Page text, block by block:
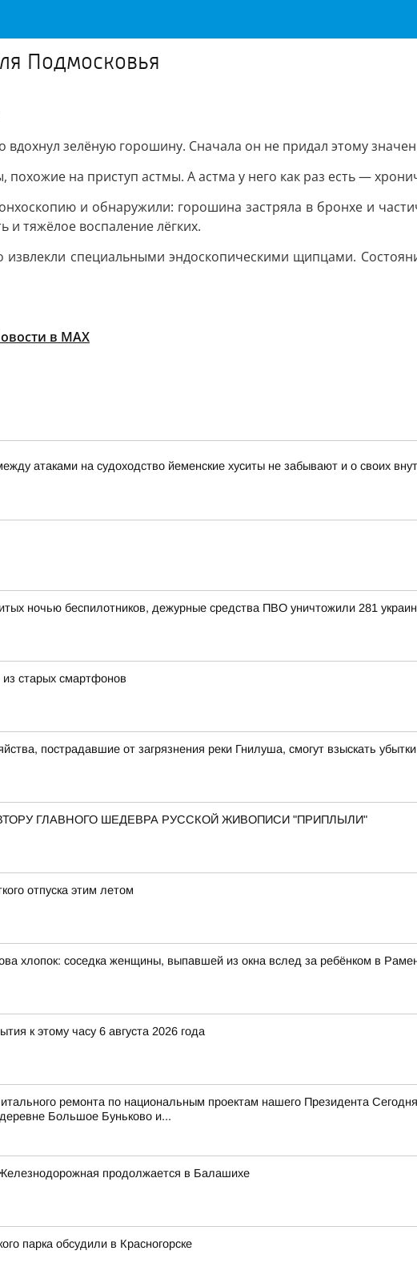
Подмосковья
вдохнул зелёную горошину. Сначала он не придал этому
на приступ астмы. А астма у него как раз есть —
и обнаружили: горошина застряла в бронхе и
и тяжёлое воспаление лёгких.
специальными эндоскопическими щипцами.
в MAX
атаками на судоходство йеменские хуситы не забывают и о своих
ночью беспилотников, дежурные средства ПВО уничтожили 281
старых смартфонов
пострадавшие от загрязнения реки Гнилуша, смогут взыскать убытки
АВТОРУ ГЛАВНОГО ШЕДЕВРА РУССКОЙ ЖИВОПИСИ "ПРИПЛЫЛИ"
отпуска этим летом
хлопок: соседка женщины, выпавшей из окна вслед за ребёнком в
к этому часу 6 августа 2026 года
ремонта по национальным проектам нашего Президента
Большое Буньково и...
продолжается в Балашихе
парка обсудили в Красногорске